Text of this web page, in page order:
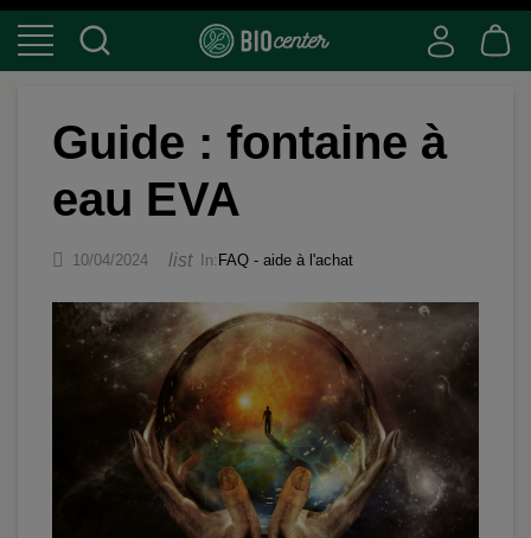
Guide : fontaine à
eau EVA
 10/04/2024 list In: FAQ - aide à l'achat